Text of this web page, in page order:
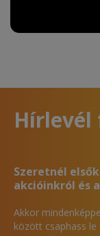
Szeretnél
akcióinkról és
Akkor
között csaphass le